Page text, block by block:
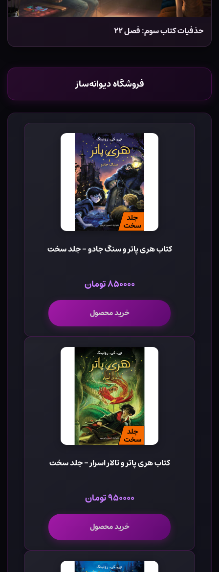
حذفیات کتاب سوم: فصل ۲۲
فروشگاه دیوانه‌ساز
کتاب هری پاتر و سنگ جادو - جلد سخت
۸۵۰۰۰۰ تومان
خرید محصول
کتاب هری پاتر و تالار اسرار - جلد سخت
۹۵۰۰۰۰ تومان
خرید محصول